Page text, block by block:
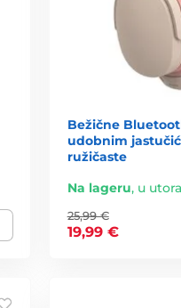
Bežične
udobnim
ružičaste
Na lageru, u
25,99 €
19,99 €